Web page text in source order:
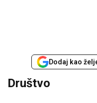
Dodaj kao
Društvo